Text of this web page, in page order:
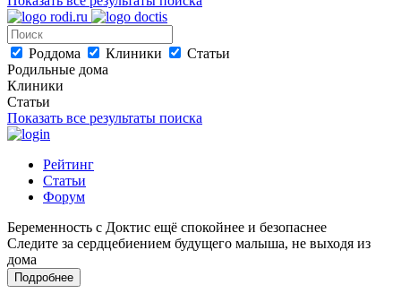
Роддома Клиники
Статьи
Родильные дома
Клиники
Статьи
Показать все результаты поиска
Рейтинг
Статьи
Форум
Беременность с Доктис ещё спокойнее и безопаснее
Следите за сердцебиением будущего малыша, не выходя из
дома
Подробнее